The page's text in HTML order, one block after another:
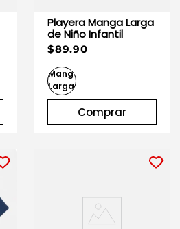
Playera Manga Larga
de Niño Infantil
$89.90
Comprar